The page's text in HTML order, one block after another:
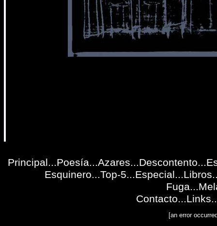
Principal...Poesía...Azares...Descontento...
Esquinero...Top-5...Especial...Libros
Fuga...
Contacto...Links
[an error